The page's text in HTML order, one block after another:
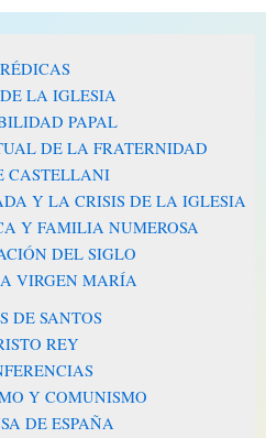
LA IGLESIA
PAPAL
DE LA FRATERNIDAD
CASTELLANI
Y LA CRISIS DE LA IGLESIA
Y FAMILIA NUMEROSA
DEL SIGLO
VIRGEN MARÍA
DE SANTOS
REY
Y COMUNISMO
DE ESPAÑA